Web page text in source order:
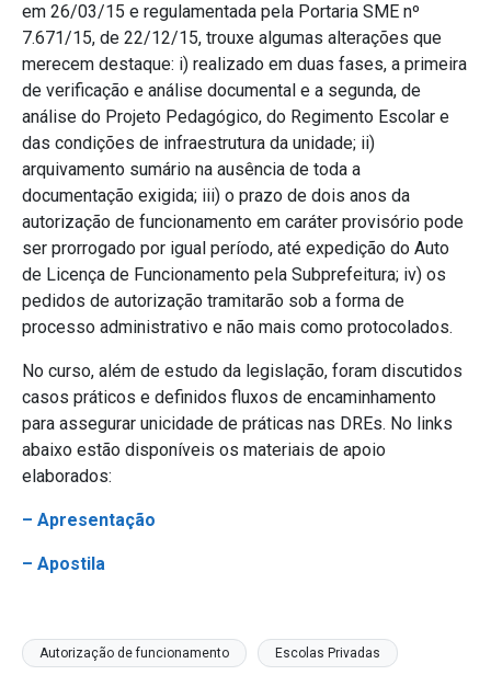
em 26/03/15 e regulamentada pela Portaria SME nº
7.671/15, de 22/12/15, trouxe algumas alterações que
merecem destaque: i) realizado em duas fases, a primeira
de verificação e análise documental e a segunda, de
análise do Projeto Pedagógico, do Regimento Escolar e
das condições de infraestrutura da unidade; ii)
arquivamento sumário na ausência de toda a
documentação exigida; iii) o prazo de dois anos da
autorização de funcionamento em caráter provisório pode
ser prorrogado por igual período, até expedição do Auto
de Licença de Funcionamento pela Subprefeitura; iv) os
pedidos de autorização tramitarão sob a forma de
processo administrativo e não mais como protocolados.
No curso, além de estudo da legislação, foram discutidos
casos práticos e definidos fluxos de encaminhamento
para assegurar unicidade de práticas nas DREs. No links
abaixo estão disponíveis os materiais de apoio
elaborados:
– Apresentação
– Apostila
Autorização de funcionamento Escolas Privadas